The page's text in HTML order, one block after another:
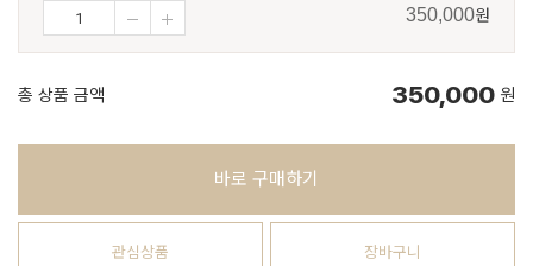
350,000원
총 상품 금액 350,000 원
바로 구매하기
관심상품 장바구니